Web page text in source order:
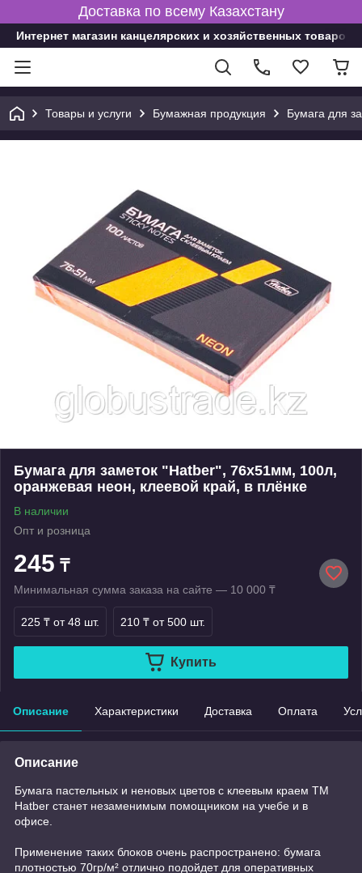
Доставка по всему Казахстану
Интернет магазин канцелярских и хозяйственных товаров
Товары и услуги Бумажная продукция Бумага для
Бумага для заметок "Hatber", 76х51мм, 100л,
оранжевая неон, клеевой край, в плёнке
В наличии
Опт и розница
245 ₸
Минимальная сумма заказа на сайте — 10 000 ₸
225 ₸ от 48 шт. 210 ₸ от 500 шт.
Купить
Описание Характеристики Доставка Оплата
Описание
Бумага пастельных и неновых цветов с клеевым краем ТМ
Hatber станет незаменимым помощником на учебе и в
офисе.
Применение таких блоков очень распространено: бумага
плотностью 70гр/м² отлично подойдет для оперативных